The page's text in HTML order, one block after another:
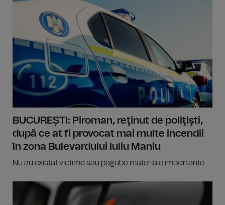
BUCUREȘTI: Piroman, reţinut de poliţişti,
după ce at fi provocat mai multe incendii
în zona Bulevardului Iuliu Maniu
Nu au existat victime sau pagube materiale importante.